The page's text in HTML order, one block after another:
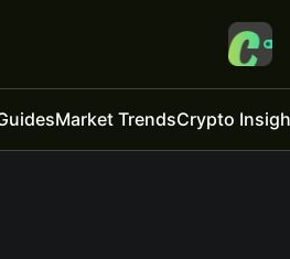
Market TrendsCrypto